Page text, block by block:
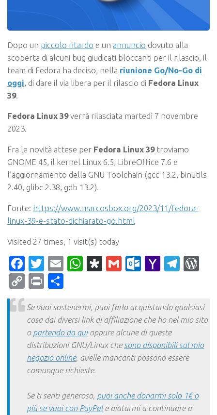
Dopo un piccolo ritardo e un annuncio dovuto alla
scoperta di alcuni bug giudicati bloccanti per il rilascio, il
team di Fedora ha deciso, nella riunione Go/No-Go di
oggi , di dare il via libera per il rilascio di Fedora Linux
39.
Fedora Linux 39verrà rilasciata martedì 7 novembre
2023.
Fra le novità attese per Fedora Linux 39troviamo
GNOME 45, il kernel Linux 6.5, LibreOffice 7.6 e
l’aggiornamento della GNU Toolchain (gcc 13.2, binutils
2.40, glibc 2.38, gdb 13.2).
Fonte: https://www.marcosbox.org/2023/11/fedora-
linux-39-e-stato-dichiarato-go.html
Visited 27 times, 1 visit(s) today
Facebook
Twitter
EmailWhatsApp
Diaspora
Gmail Yahoo
CopyPrint
Se vuoi sostenermi, puoi farlo acquistando qualsiasi
cosa dai diversi link di affiliazione che ho nel mio sito
o partendo da quioppure alcune di queste
distribuzioni GNU/Linux che sono disponibili sul mio
negozio online, quelle mancanti possono essere
comunque richieste.
Se ti senti generoso, puoi anche donarmi solo 1€ o
più se vuoi con PayPale aiutarmi a continuare a